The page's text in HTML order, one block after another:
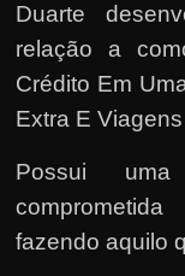
Duarte
relação a
Crédito Em
Extra E
Possui
fazendo aquilo